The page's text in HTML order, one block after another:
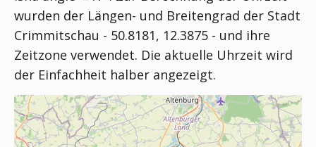
wurden der Längen- und Breitengrad der Stadt
Crimmitschau - 50.8181, 12.3875 - und ihre
Zeitzone verwendet. Die aktuelle Uhrzeit wird
der Einfachheit halber angezeigt.